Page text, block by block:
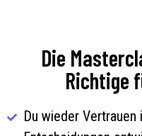
Die
Richtige
Du wieder Vertrauen